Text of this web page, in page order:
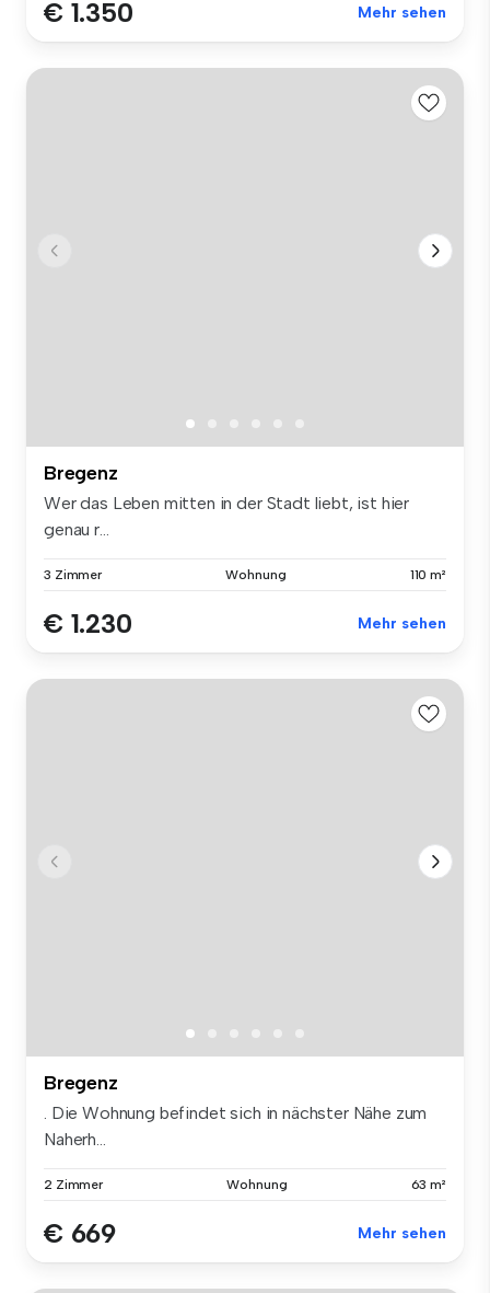
€ 1.350 Mehr sehen
Bregenz
Wer das Leben mitten in der Stadt liebt, ist hier
genau r...
3 Zimmer Wohnung 110 m²
€ 1.230 Mehr sehen
Bregenz
. Die Wohnung befindet sich in nächster Nähe zum
Naherh...
2 Zimmer Wohnung 63 m²
€ 669 Mehr sehen